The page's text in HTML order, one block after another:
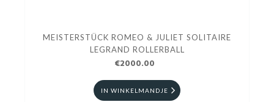
MEISTERSTÜCK ROMEO & JULIET SOLITAIRE
LEGRAND ROLLERBALL
€2000.00
IN WINKELMANDJE